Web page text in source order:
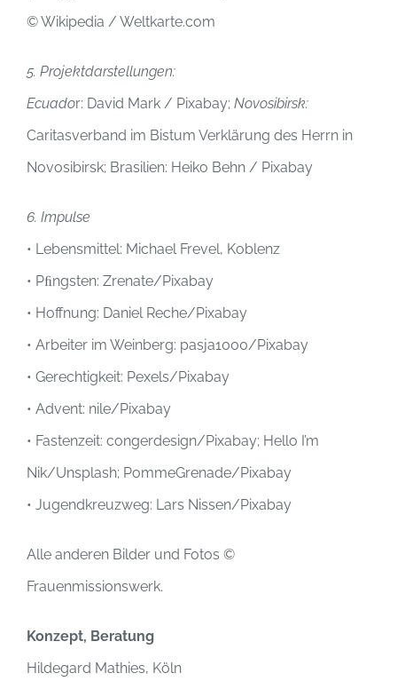
© Wikipedia / Weltkarte.com
5. Projektdarstellungen:
Ecuador: David Mark / Pixabay; Novosibirsk:
Caritasverband im Bistum Verklärung des Herrn in
Novosibirsk; Brasilien: Heiko Behn / Pixabay
6. Impulse
• Lebensmittel: Michael Frevel, Koblenz
• Pﬁngsten: Zrenate/Pixabay
• Hoffnung: Daniel Reche/Pixabay
• Arbeiter im Weinberg: pasja1000/Pixabay
• Gerechtigkeit: Pexels/Pixabay
• Advent: nile/Pixabay
• Fastenzeit: congerdesign/Pixabay; Hello I’m
Nik/Unsplash; PommeGrenade/Pixabay
• Jugendkreuzweg: Lars Nissen/Pixabay
Alle anderen Bilder und Fotos ©
Frauenmissionswerk.
Konzept, Beratung
Hildegard Mathies, Köln